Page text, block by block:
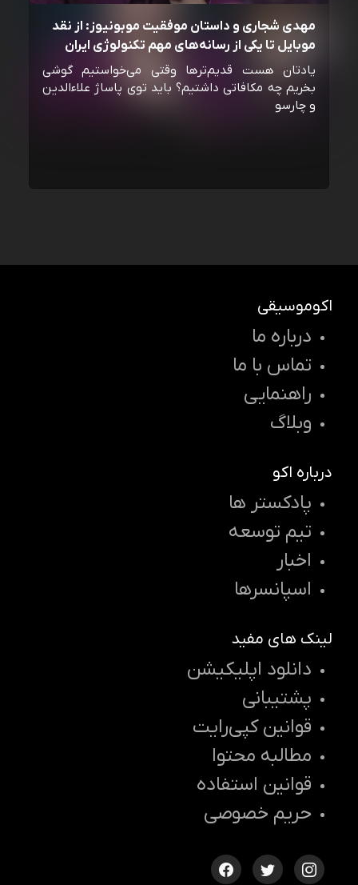
مهدی شجاری و داستان موفقیت موبونیوز: از نقد
موبایل تا یکی از رسانه‌‌های مهم تکنولوژی ایران
یادتان هست قدیم‌ترها وقتی می‌خواستیم گوشی
بخریم چه مکافاتی داشتیم؟ باید توی پاساژ علاءالدین
و چارسو
اکوموسیقی
درباره ما
تماس با ما
راهنمایی
وبلاگ
درباره اکو
پادکستر ها
تیم توسعه
اخبار
اسپانسرها
لینک های مفید
دانلود اپلیکیشن
پشتیبانی
قوانین کپی‌رایت
مطالبه محتوا
قوانین استفاده
حریم خصوصی